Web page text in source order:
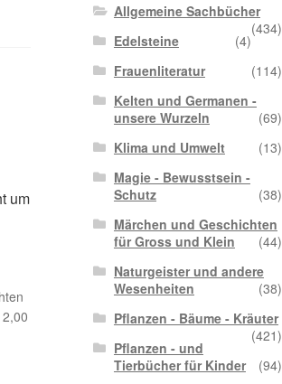
um
Allgemeine Sachbücher
(434)
Edelsteine
(4)
Frauenliteratur
(114)
Kelten und Germanen -
unsere Wurzeln
(69)
Klima und Umwelt
(13)
Magie - Bewusstsein -
Schutz
(38)
Märchen und Geschichten
für Gross und Klein
(44)
Naturgeister und andere
Wesenheiten
(38)
Pflanzen - Bäume - Kräuter
(421)
Pflanzen - und
Tierbücher für Kinder
(94)